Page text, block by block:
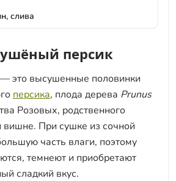
слива
персик
это высушенные половинки
персика, плода дерева Prunus
Розовых, родственного
вишне. При сушке из сочной
часть влаги, поэтому
темнеют и приобретают
сладкий вкус.